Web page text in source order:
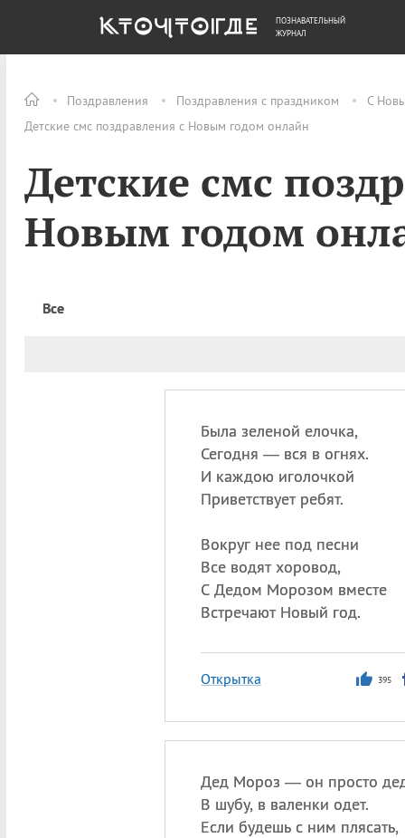
Поздравления Поздравления с праздником
С
Детские смс поздравления с Новым годом онлайн
Детские смс
Новым годом
Все
Была зеленой елочка,
Сегодня — вся в огнях.
И каждою иголочкой
Приветствует ребят.
Вокруг нее под песни
Все водят хоровод,
С Дедом Морозом вместе
Встречают Новый год.
Открытка 395
Дед Мороз — он просто
В шубу, в валенки одет.
Если будешь с ним плясать,
ОБЩЕСТВО ДЕНЬГИ
ПОЗНАВАТЕЛЬНЫЙ
ЖУРНАЛ